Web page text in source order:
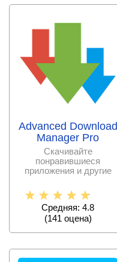
Advanced Download
Manager Pro
Скачивайте
понравившиеся
приложения и другие
ограничений.
Средняя: 4.8
(141 оценa)